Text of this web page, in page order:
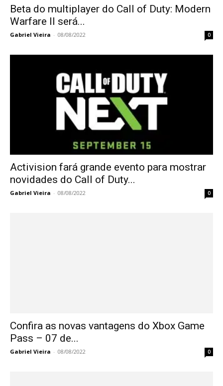
Beta do multiplayer do Call of Duty: Modern
Warfare II será...
Gabriel Vieira - 08/08/2022 0
Activision fará grande evento para mostrar
novidades do Call of Duty...
Gabriel Vieira - 08/08/2022 0
Confira as novas vantagens do Xbox Game
Pass – 07 de...
Gabriel Vieira - 08/08/2022 0